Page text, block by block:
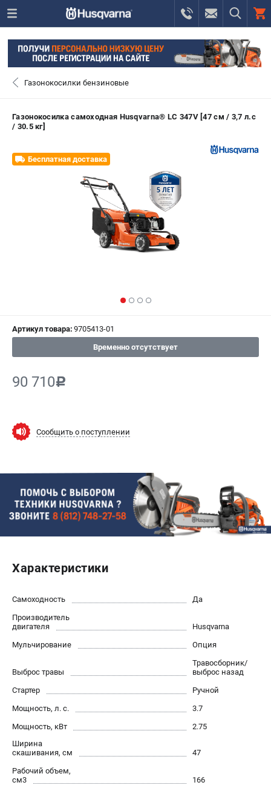
СЕРВИС
ВХОД ИЛИ РЕГИСТРАЦИЯ
ЗАКАЗАТЬ ЗАПЧАСТЬ
+7 (8112) 59-10-67
0 ₽
Сервисный центр
Гарантия Husqvarna
Политика обработки персональных данных
ИНФОРМАЦИЯ
О компании
О бренде
Юридическим лицам
Пользовательское соглашение
Способы оплаты
САДОВАЯ ТЕХНИКА
Триммеры и кусторезы
Газонокосилки-роботы
Тракторы
Райдеры
Снегоуборщики
Газонокосилки бензиновые
Газонокосилка самоходная Husqvarna® LC 347V [47 см / 3,7 л.с
/ 30.5 кг]
Бесплатная доставка
Артикул товара: 9705413-01
Временно отсутствует
90 710c
Сообщить о поступлении
Характеристики
Самоходность
Да
Производитель
двигателя
Husqvarna
Мульчирование
Опция
Выброс травы
Травосборник/
выброс назад
Стартер
Ручной
Мощность, л. с.
3.7
Мощность, кВт
2.75
Ширина
скашивания, см
47
Рабочий объем,
см3
166